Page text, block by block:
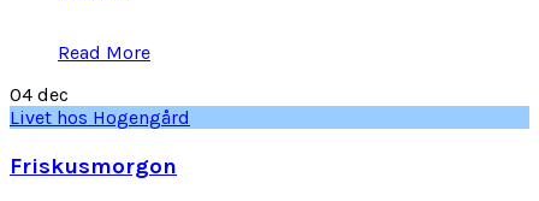
Read More
04 dec
Livet hos Hogengård
Friskusmorgon